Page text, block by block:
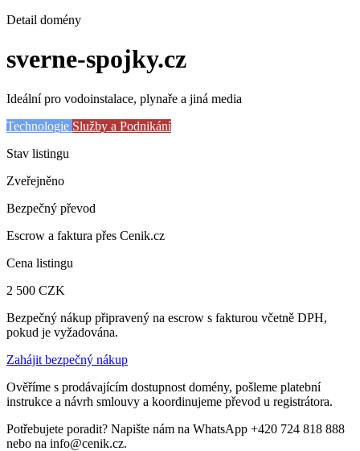
Detail domény
sverne-spojky.cz
Ideální pro vodoinstalace, plynaře a jiná media
Technologie Služby a Podnikání
Stav listingu
Zveřejněno
Bezpečný převod
Escrow a faktura přes Cenik.cz
Cena listingu
2 500 CZK
Bezpečný nákup připravený na escrow s fakturou včetně DPH,
pokud je vyžadována.
Zahájit bezpečný nákup
Ověříme s prodávajícím dostupnost domény, pošleme platební
instrukce a návrh smlouvy a koordinujeme převod u registrátora.
Potřebujete poradit? Napište nám na WhatsApp +420 724 818 888
nebo na info@cenik.cz.